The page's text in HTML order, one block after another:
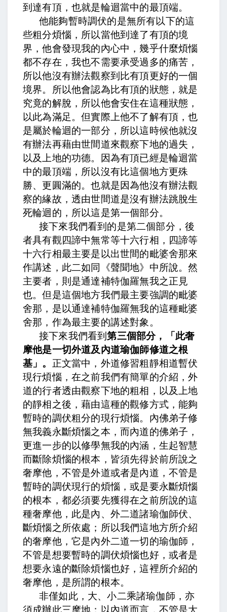
到達有頂，也就是輪迴當中的最頂端。
他能夠暫時調伏的是無所有以下的這
些粗分煩惱，所以當他到達了有頂的境
界，他會發現我的內心中，幾乎什麼煩惱
都不存在，我也不需要承受過多的痛苦，
所以他沒有辦法觀察到比有頂更好的一個
境界。所以他會認為比有頂的狀態，就是
究竟的解脫，所以他會安住在這種狀態，
以此為滿足。但實際上他不了解有頂，也
是屬於輪迴的一部分，所以這時候他就沒
有辦法再藉由世間道來觀察下地的過失，
以及上地的功德。因為有頂已經是輪迴當
中的最頂端，所以沒有比這個地方更殊
勝、更圓滿的。也就是因為他沒有辦法觀
察的緣故，透由世間道是沒有辦法跳脫生
死輪迴的，所以這是第一個部分。
接下來我們看到的是第二個部分， 後
者具有觀四諦中無常等十六行相 ，四諦等
十六行相最主要是以出世間的毗婆舍那來
作講述， 此二如同《聲聞地》中所說。然
主要者，則是通達補特伽羅無我之正見
也。但是這個地方我們最主要強調的毗婆
舍那，是以通達補特伽羅無我的這種毗婆
舍那，作為最主要的講述對象。
接下來我們看到第三個部分，「此奢
摩他是一切外道及內道瑜伽師修道之根
基」。 正文當中， 外道修習粗靜相道暫伏
現行煩惱 ，在之前我們有簡單的介紹，外
道的行者透由觀察下地的粗相，以及上地
的靜相之後，藉由這種的觀修方式，能夠
暫時的調伏粗分的現行煩惱。 內佛弟子修
無我義永斷煩惱之本 ，而內道的佛弟子，
更進一步的以修學無我的內涵，生起智慧
而斷除煩惱的根本， 皆須先得於前所說之
奢摩他 ，不管是外道或者是內道，不管是
暫時的調伏現行的煩惱，或是要永斷煩惱
的根本，都必須要先獲得在之前所說的這
種奢摩他， 此是內、外二道諸瑜伽師伏、
斷煩惱之所依處 ；所以我們這地方所介紹
的奢摩他，它是內外二道一切的瑜伽師，
不管是想要暫時的調伏煩惱也好，或者是
想要永遠的斷除煩惱也好，這裡所介紹的
奢摩他，是所謂的根本。
非僅如此，大、小二乘諸瑜伽師，亦
須成辦此三摩地 ；以內道而言，不管是大